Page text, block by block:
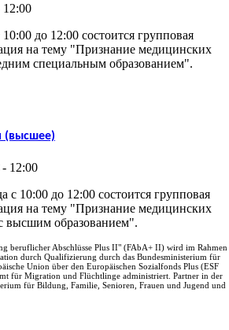
12:00
до 12:00 состоится групповая
на тему "Признание медицинских
специальным образованием".
(высшее)
- 12:00
с 10:00 до 12:00 состоится групповая
на тему "Признание медицинских
высшим образованием".
beruflicher Abschlüsse Plus II" (FAbA+ II) wird im Rahmen
durch Qualifizierung durch das Bundesministerium für
Union über den Europäischen Sozialfonds Plus (ESF
für Migration und Flüchtlinge administriert. Partner in der
für Bildung, Familie, Senioren, Frauen und Jugend und